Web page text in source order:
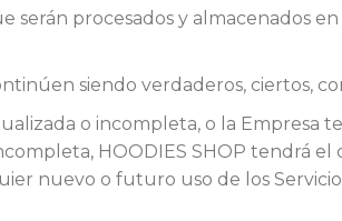
procesados y almacenados en
siendo verdaderos, ciertos,
o incompleta, o la Empresa
HOODIES SHOP tendrá
nuevo o futuro uso de los